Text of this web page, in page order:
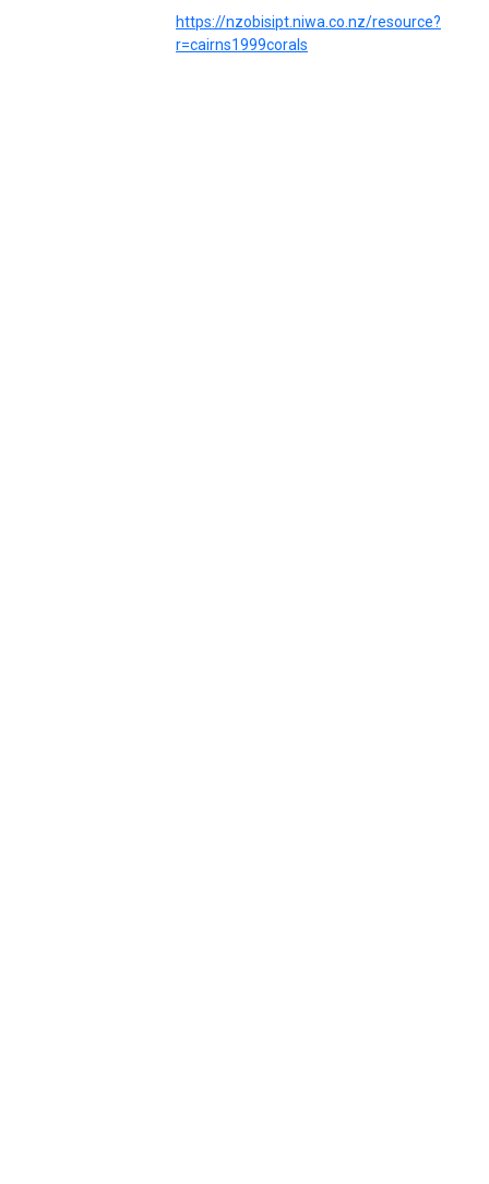
https://nzobisipt.niwa.co.nz/resource?
r=cairns1999corals